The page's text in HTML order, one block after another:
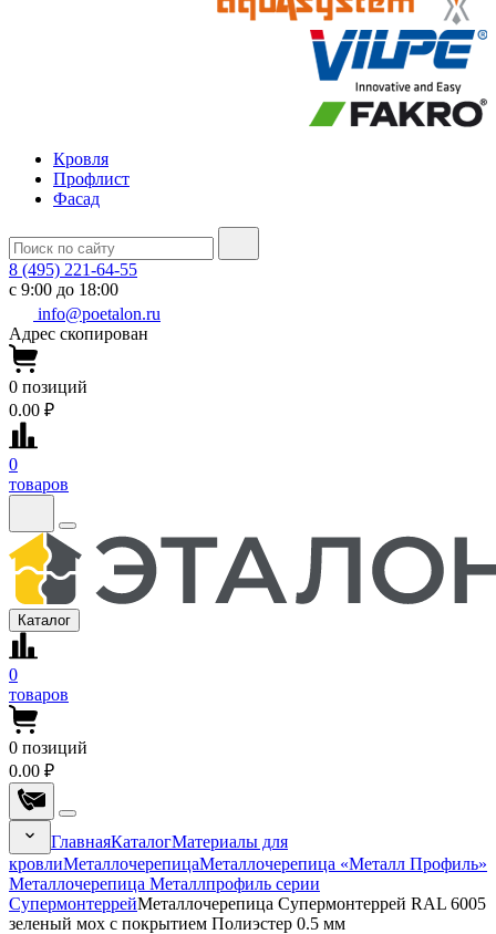
Кровля
Профлист
Фасад
8 (495) 221-64-55
с 9:00 до 18:00
info@poetalon.ru
Адрес скопирован
0 позиций
0.00 ₽
0
товаров
Каталог
0
товаров
0 позиций
0.00 ₽
ГлавнаяКаталогМатериалы для
кровлиМеталлочерепицаМеталлочерепица «Металл Профиль»
Металлочерепица Металлпрофиль серии
СупермонтеррейМеталлочерепица Супермонтеррей RAL 6005
зеленый мох с покрытием Полиэстер 0.5 мм